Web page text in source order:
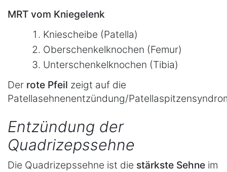
MRT vom Kniegelenk
Kniescheibe (Patella)
Oberschenkelknochen (Femur)
Unterschenkelknochen (Tibia)
Der rote Pfeil zeigt auf die
Patellasehnenentzündung/
Entzündung der
Quadrizepssehne
Die Quadrizepssehne ist die stärkste Sehne im